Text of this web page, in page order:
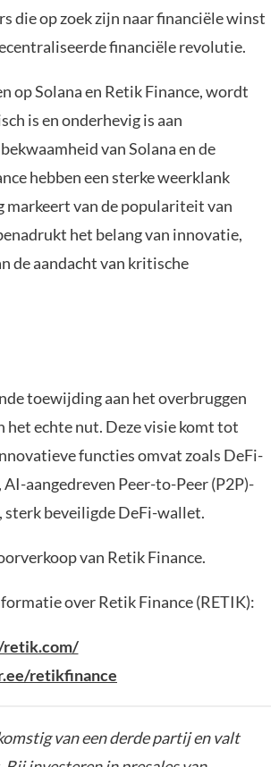
die op zoek zijn naar financiële winst
financiële revolutie.
op Solana en Retik Finance, wordt
is en onderhevig is aan
van Solana en de
hebben een sterke weerklank
markeert van de populariteit van
het belang van innovatie,
de aandacht van kritische
toewijding aan het overbruggen
echte nut. Deze visie komt tot
functies omvat zoals DeFi-
aangedreven Peer-to-Peer (P2P)-
sterk beveiligde DeFi-wallet.
van Retik Finance.
over Retik Finance (RETIK):
retikfinance
van een derde partij en valt